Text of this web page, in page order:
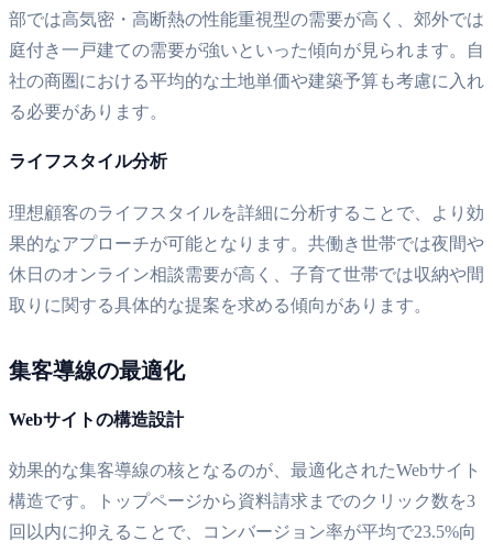
部では高気密・高断熱の性能重視型の需要が高く、郊外では
庭付き一戸建ての需要が強いといった傾向が見られます。自
社の商圏における平均的な土地単価や建築予算も考慮に入れ
る必要があります。
ライフスタイル分析
理想顧客のライフスタイルを詳細に分析することで、より効
果的なアプローチが可能となります。共働き世帯では夜間や
休日のオンライン相談需要が高く、子育て世帯では収納や間
取りに関する具体的な提案を求める傾向があります。
集客導線の最適化
Webサイトの構造設計
効果的な集客導線の核となるのが、最適化されたWebサイト
構造です。トップページから資料請求までのクリック数を3
回以内に抑えることで、コンバージョン率が平均で23.5%向